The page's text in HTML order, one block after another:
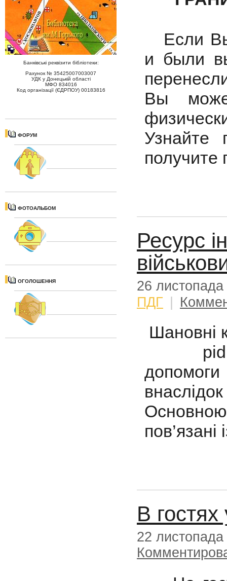
Банківські реквізити бібліотеки:
Рахунок № 35425007003007
УДК у Донецькій області
МФО 834016
Код організації (ЄДРПОУ) 00183816
ФОРУМ
ФОТОАЛЬБОМ
ОГОЛОШЕННЯ
Если Вы
и были
Вы
Узнайте
получите
Ресурс
26
ПДГ
Шановні
В гостях
22